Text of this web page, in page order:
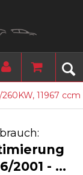
11967 ccm
2001 - ...